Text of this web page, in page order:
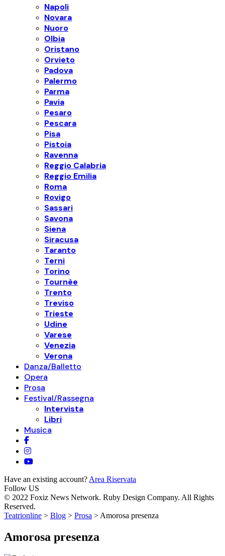
Napoli
Novara
Nuoro
Olbia
Oristano
Orvieto
Padova
Palermo
Parma
Pavia
Pesaro
Pescara
Pisa
Pistoia
Ravenna
Reggio Calabria
Reggio Emilia
Roma
Rovigo
Sassari
Savona
Siena
Siracusa
Taranto
Terni
Torino
Tournèe
Trento
Treviso
Trieste
Udine
Varese
Venezia
Verona
Danza/Balletto
Opera
Prosa
Festival/Rassegna
Intervista
Libri
Musica
Have an existing account? Area Riservata
Follow US
© 2022 Foxiz News Network. Ruby Design Company. All Rights
Reserved.
Teatrionline > Blog > Prosa > Amorosa presenza
Amorosa presenza